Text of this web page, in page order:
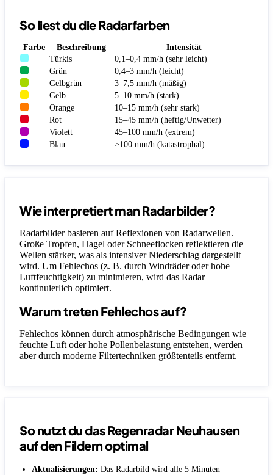
So liest du die Radarfarben
Farbe Beschreibung
Intensität
Türkis
0,1–0,4 mm/h (sehr leicht)
Grün
0,4–3 mm/h (leicht)
Gelbgrün
3–7,5 mm/h (mäßig)
Gelb
5–10 mm/h (stark)
Orange
10–15 mm/h (sehr stark)
Rot
15–45 mm/h (heftig/Unwetter)
Violett
45–100 mm/h (extrem)
Blau
≥100 mm/h (katastrophal)
Wie interpretiert man Radarbilder?
Radarbilder basieren auf Reflexionen von Radarwellen.
Große Tropfen, Hagel oder Schneeflocken reflektieren die
Wellen stärker, was als intensiver Niederschlag dargestellt
wird. Um Fehlechos (z. B. durch Windräder oder hohe
Luftfeuchtigkeit) zu minimieren, wird das Radar
kontinuierlich optimiert.
Warum treten Fehlechos auf?
Fehlechos können durch atmosphärische Bedingungen wie
feuchte Luft oder hohe Pollenbelastung entstehen, werden
aber durch moderne Filtertechniken größtenteils entfernt.
So nutzt du das Regenradar Neuhausen
auf den Fildern optimal
Aktualisierungen: Das Radarbild wird alle 5 Minuten